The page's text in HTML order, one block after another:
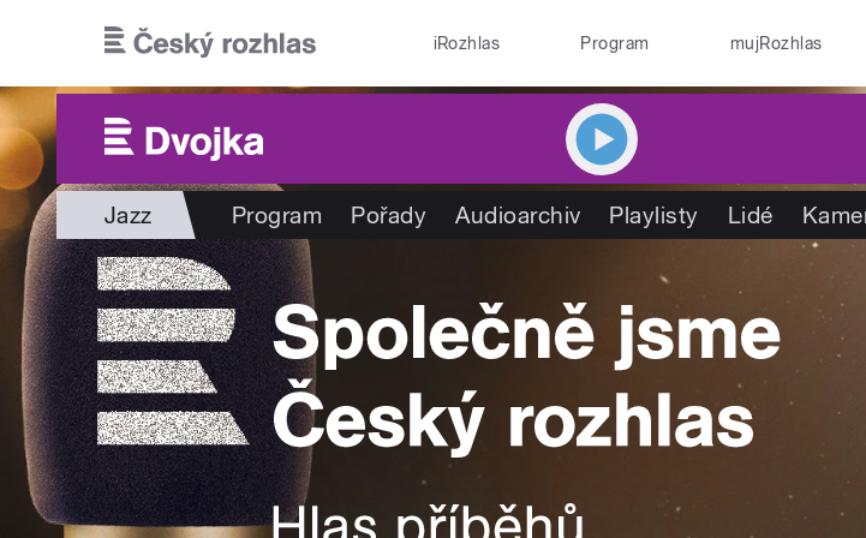
iRozhlas Program mujRozhlas
Jazz Program Pořady Audioarchiv Playlisty Lidé